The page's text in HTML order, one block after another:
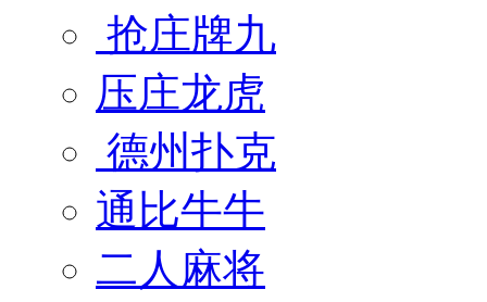
抢庄牌九
压庄龙虎
德州扑克
通比牛牛
二人麻将